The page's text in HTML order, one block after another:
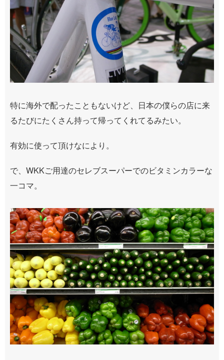
特に海外で配ったこともないけど、日本の僕らの店に来
るたびにたくさん持って帰ってくれてるみたい。
有効に使って頂けなにより。
で、WKKご用達のセレブスーパーでのビタミンカラーな
一コマ。